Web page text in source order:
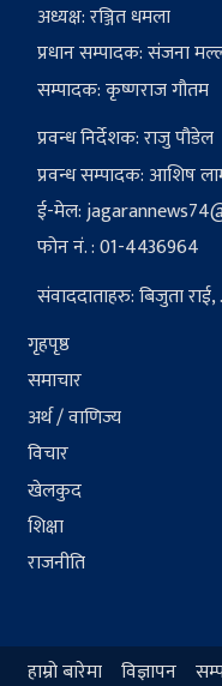
अध्यक्ष: रञ्जित धमला
प्रधान सम्पादक: संजना
सम्पादक: कृष्णराज गौतम
प्रवन्ध निर्देशक: राजु पौडेल
प्रवन्ध सम्पादक: आशिष
ई-मेल:
फोन नं. : 01-4436964
संवाददाताहरु: बिजुता राई,
गृहपृष्ठ
समाचार
अर्थ / वाणिज्य
विचार
खेलकुद
शिक्षा
राजनीति
हाम्रो बारेमा विज्ञापन